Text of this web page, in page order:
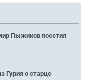
Пыжиков посетил
Гурия о старце